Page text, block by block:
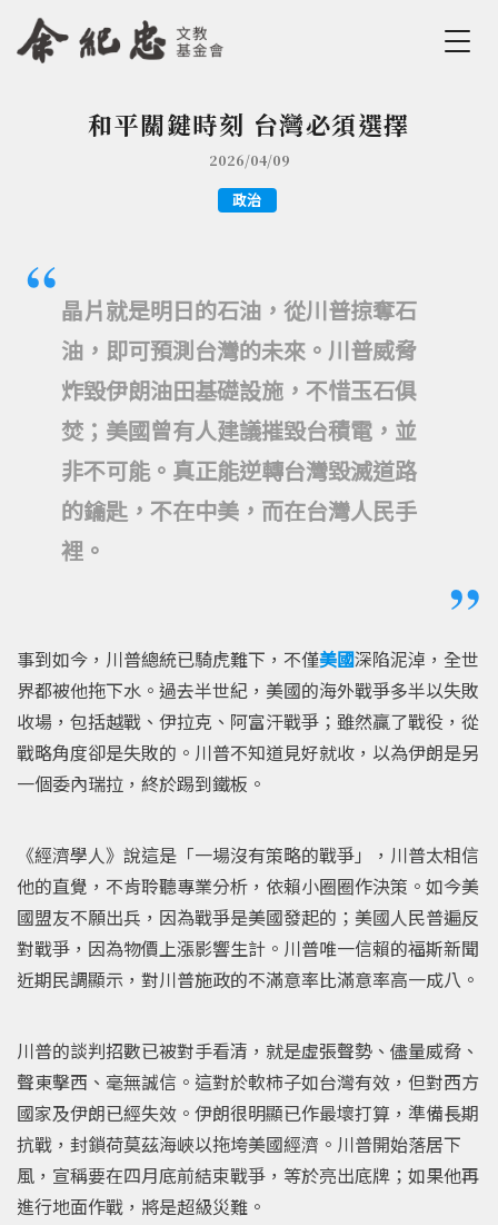
Jump to Navigation
Jump to Main content
您在這裡和平關鍵時刻 台灣必須選擇
2026/04/09
政治
晶片就是明日的石油，從川普掠奪石
油，即可預測台灣的未來。川普威脅
炸毀伊朗油田基礎設施，不惜玉石俱
焚；美國曾有人建議摧毀台積電，並
非不可能。真正能逆轉台灣毀滅道路
的鑰匙，不在中美，而在台灣人民手
裡。
事到如今，川普總統已騎虎難下，不僅美國深陷泥淖，全世
界都被他拖下水。過去半世紀，美國的海外戰爭多半以失敗
收場，包括越戰、伊拉克、阿富汗戰爭；雖然贏了戰役，從
戰略角度卻是失敗的。川普不知道見好就收，以為伊朗是另
一個委內瑞拉，終於踢到鐵板。
《經濟學人》說這是「一場沒有策略的戰爭」，川普太相信
他的直覺，不肯聆聽專業分析，依賴小圈圈作決策。如今美
國盟友不願出兵，因為戰爭是美國發起的；美國人民普遍反
對戰爭，因為物價上漲影響生計。川普唯一信賴的福斯新聞
近期民調顯示，對川普施政的不滿意率比滿意率高一成八。
川普的談判招數已被對手看清，就是虛張聲勢、儘量威脅、
聲東擊西、毫無誠信。這對於軟柿子如台灣有效，但對西方
國家及伊朗已經失效。伊朗很明顯已作最壞打算，準備長期
抗戰，封鎖荷莫茲海峽以拖垮美國經濟。川普開始落居下
風，宣稱要在四月底前結束戰爭，等於亮出底牌；如果他再
進行地面作戰，將是超級災難。